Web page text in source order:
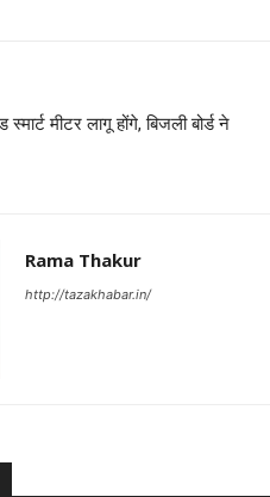
स्मार्ट मीटर लागू होंगे, बिजली बोर्ड ने
Rama Thakur
http://tazakhabar.in/